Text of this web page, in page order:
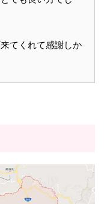
てくれて感謝しか